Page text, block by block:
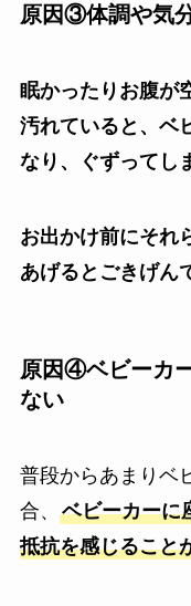
原因③体調や気
眠かったりお腹が
汚れていると、ベ
なり、ぐずってし
お出かけ前にそれ
あげるとごきげん
原因④ベビーカ
ない
普段からあまりベ
合、 ベビーカーに
抵抗を感じること